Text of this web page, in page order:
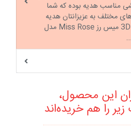
مناسب هدیه بوده که شما
مختلف به عزیزانتان هدیه
دهید. باکس آرایشی 3D میس رز Miss Rose مدل
این محصول،
را هم خریده‌اند